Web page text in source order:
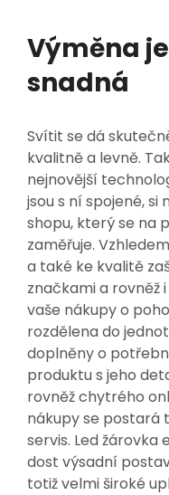
Výměna
snadná
Svítit se dá
kvalitně a levně.
nejnovější
jsou s ní spojené,
shopu, který se na
zaměřuje.
a také ke kvalitě
značkami a rovněž
vaše nákupy o
rozdělena do
doplněny o
produktu s jeho
rovněž chytrého
nákupy se postará
servis. Led žárovka
dost výsadní
totiž velmi široké